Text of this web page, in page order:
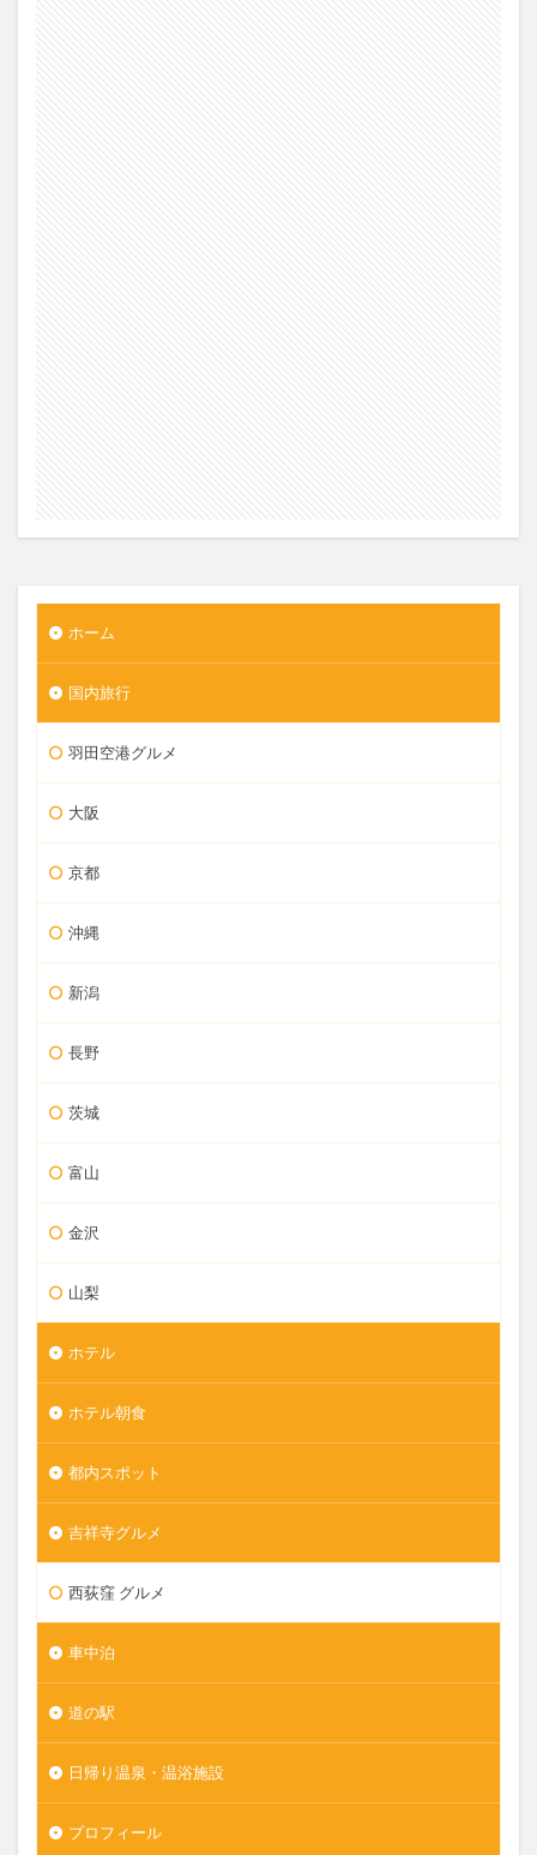
ホーム
国内旅行
羽田空港グルメ
大阪
京都
沖縄
新潟
長野
茨城
富山
金沢
山梨
ホテル
ホテル朝食
都内スポット
吉祥寺グルメ
西荻窪 グルメ
車中泊
道の駅
日帰り温泉・温浴施設
プロフィール